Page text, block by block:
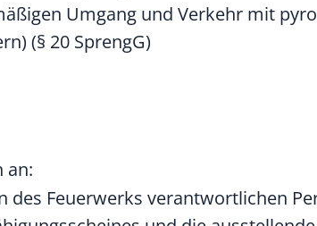
Umgang und Verkehr mit
(§ 20 SprengG)
an:
des Feuerwerks verantwortlichen